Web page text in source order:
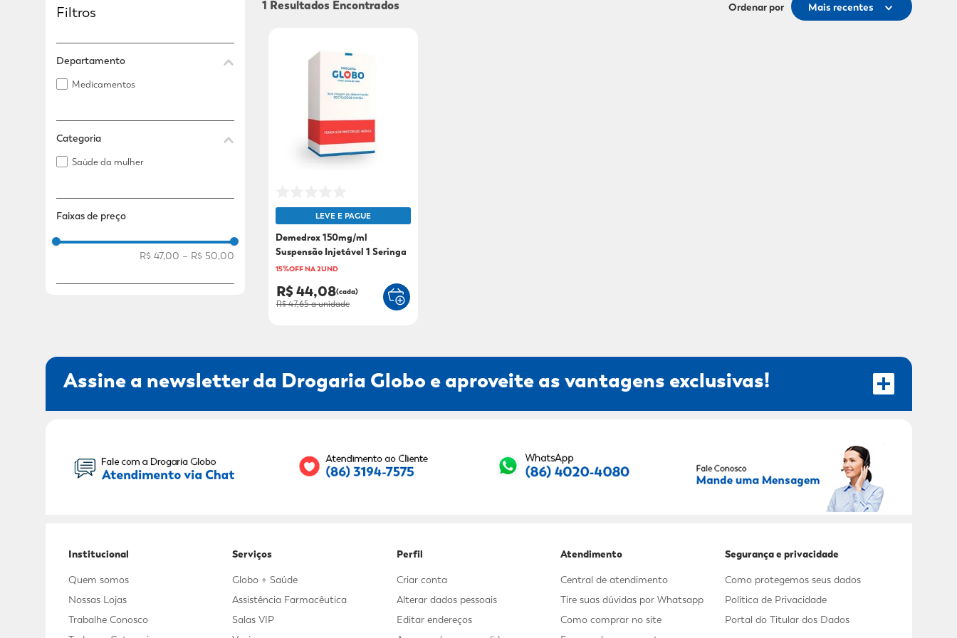
Adicional
Filtros
Departamento
Medicamentos
Categoria
Saúde da mulher
Faixas de preço
R$ 47,00 – R$ 50,00
1 Ordenar por Mais recentes
LEVE E PAGUE
Demedrox 150mg/ml
Suspensão Injetável 1 Seringa
1ML
15%OFF NA 2UND
R$ 44,08(cada)
R$ 47,65a unidade
Assine a newsletter da Drogaria Globo e aproveite as vantagens exclusivas!
RECEBER OFERTAS EXCLUSIVAS!
Institucional
Quem somos
Nossas Lojas
Trabalhe Conosco
Serviços
Globo + Saúde
Assistência Farmacêutica
Salas VIP
Perfil
Criar conta
Alterar dados pessoais
Editar endereços
Atendimento
Central de atendimento
Tire suas dúvidas por Whatsapp
Como comprar no site
Segurança e privacidade
Como protegemos seus dados
Política de Privacidade
Portal do Titular dos Dados
9º
mounjaro